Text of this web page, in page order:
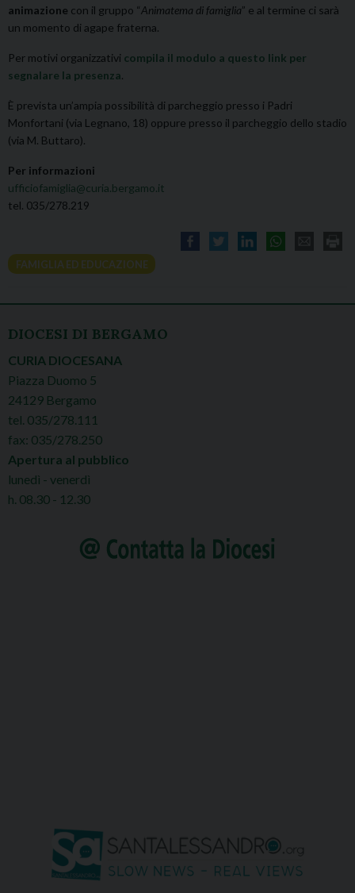
animazione con il gruppo “Animatema di famiglia” e al termine ci sarà
un momento di agape fraterna.
Per motivi organizzativi compila il modulo a questo link per
segnalare la presenza.
È prevista un’ampia possibilità di parcheggio presso i Padri
Monfortani (via Legnano, 18) oppure presso il parcheggio dello stadio
(via M. Buttaro).
Per informazioni
ufficiofamiglia@curia.bergamo.it
tel. 035/278.219
FAMIGLIA ED EDUCAZIONE
DIOCESI DI BERGAMO
CURIA DIOCESANA
Piazza Duomo 5
24129 Bergamo
tel. 035/278.111
fax: 035/278.250
Apertura al pubblico
lunedì - venerdì
h. 08.30 - 12.30